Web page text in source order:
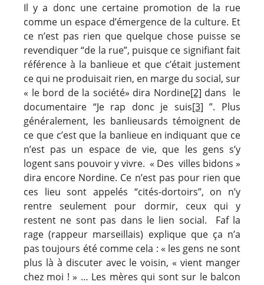
Il y a donc une certaine promotion de la rue
comme un espace d’émergence de la culture. Et
ce n’est pas rien que quelque chose puisse se
revendiquer “de la rue”, puisque ce signifiant fait
référence à la banlieue et que c’était justement
ce qui ne produisait rien, en marge du social, sur
« le bord de la société» dira Nordine[2] dans le
documentaire “Je rap donc je suis[3] ”. Plus
généralement, les banlieusards témoignent de
ce que c’est que la banlieue en indiquant que ce
n’est pas un espace de vie, que les gens s’y
logent sans pouvoir y vivre. « Des villes bidons »
dira encore Nordine. Ce n’est pas pour rien que
ces lieu sont appelés “cités-dortoirs”, on n’y
rentre seulement pour dormir, ceux qui y
restent ne sont pas dans le lien social. Faf la
rage (rappeur marseillais) explique que ça n’a
pas toujours été comme cela : « les gens ne sont
plus là à discuter avec le voisin, « vient manger
chez moi ! » … Les mères qui sont sur le balcon